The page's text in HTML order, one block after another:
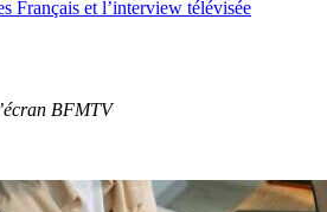
Français et l’interview télévisée
BFMTV